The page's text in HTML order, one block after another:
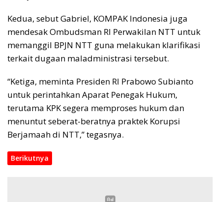
Kedua, sebut Gabriel, KOMPAK Indonesia juga
mendesak Ombudsman RI Perwakilan NTT untuk
memanggil BPJN NTT guna melakukan klarifikasi
terkait dugaan maladministrasi tersebut.
“Ketiga, meminta Presiden RI Prabowo Subianto
untuk perintahkan Aparat Penegak Hukum,
terutama KPK segera memproses hukum dan
menuntut seberat-beratnya praktek Korupsi
Berjamaah di NTT,” tegasnya.
Berikutnya